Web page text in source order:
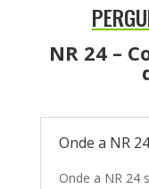
NR 24 –
Onde a NR
Onde a NR 24